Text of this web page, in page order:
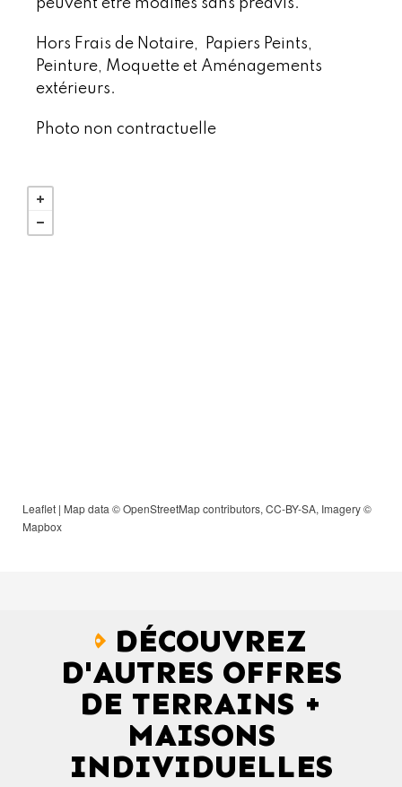
peuvent être modifiés sans préavis.
Hors Frais de Notaire, Papiers Peints,
Peinture, Moquette et Aménagements
extérieurs.
Photo non contractuelle
Leaflet | Map data ©OpenStreetMapcontributors, CC-BY-SA, Imagery ©
Mapbox
DÉCOUVREZ
D'AUTRES OFFRES
DE TERRAINS +
MAISONS
INDIVIDUELLES